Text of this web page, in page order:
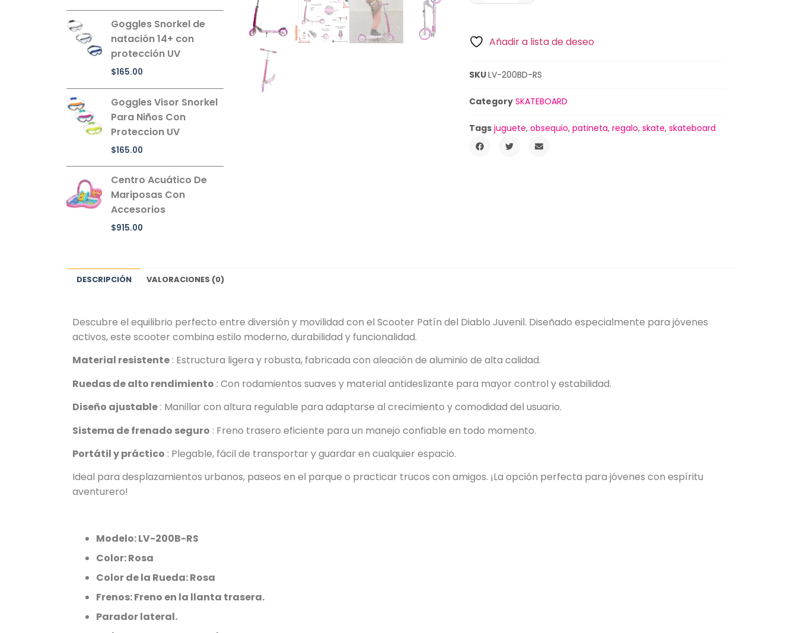
Goggles Snorkel de
natación 14+ con
protección UV
$165.00
Goggles Visor Snorkel
Para Niños Con
Proteccion UV
$165.00
Centro Acuático De
Mariposas Con
Accesorios
$915.00
Añadir a lista de deseo
SKULV-200BD-RS
Category SKATEBOARD
Tags juguete,obsequio,patineta,regalo,skate,skateboard
DESCRIPCIÓN VALORACIONES (0)
Descubre el equilibrio perfecto entre diversión y movilidad con el Scooter Patín del Diablo Juvenil. Diseñado especialmente para jóvenes
activos, este scooter combina estilo moderno, durabilidad y funcionalidad.
Material resistente : Estructura ligera y robusta, fabricada con aleación de aluminio de alta calidad.
Ruedas de alto rendimiento : Con rodamientos suaves y material antideslizante para mayor control y estabilidad.
Diseño ajustable : Manillar con altura regulable para adaptarse al crecimiento y comodidad del usuario.
Sistema de frenado seguro : Freno trasero eficiente para un manejo confiable en todo momento.
Portátil y práctico : Plegable, fácil de transportar y guardar en cualquier espacio.
Ideal para desplazamientos urbanos, paseos en el parque o practicar trucos con amigos. ¡La opción perfecta para jóvenes con espíritu
aventurero!
Modelo:LV-200B-RS
Color: Rosa
Color de la Rueda: Rosa
Frenos: Freno en la llanta trasera.
Parador lateral.